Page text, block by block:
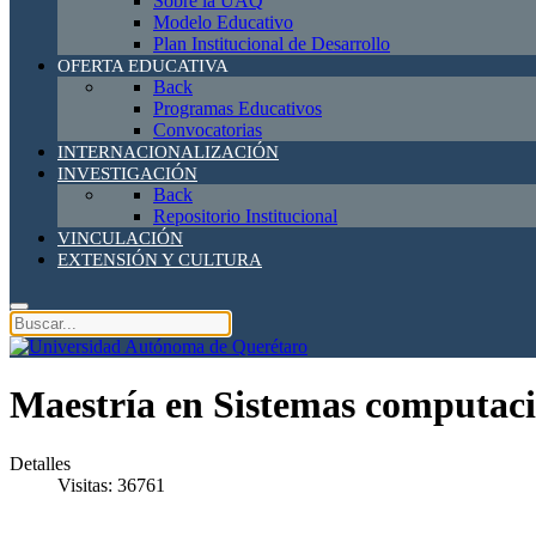
Modelo Educativo
Plan Institucional de Desarrollo
OFERTA EDUCATIVA
Back
Programas Educativos
Convocatorias
INTERNACIONALIZACIÓN
INVESTIGACIÓN
Back
Repositorio Institucional
VINCULACIÓN
EXTENSIÓN Y CULTURA
Maestría en Sistemas
Detalles
Visitas: 36761